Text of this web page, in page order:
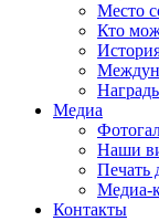
Место
Кто
Медиа
Наши
Печать
Медиа-
Контакты